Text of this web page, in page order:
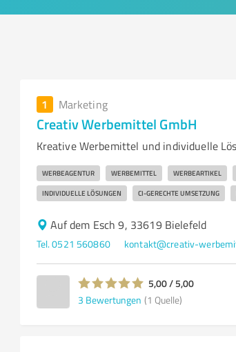
1 Marketing
Creativ Werbemittel GmbH
Kreative Werbemittel und individuelle
WERBEAGENTUR WERBEMITTEL WERBEARTIKEL
INDIVIDUELLE LÖSUNGEN CI-GERECHTE UMSETZUNG
Auf dem Esch 9, 33619 Bielefeld
Tel. 0521 560860 kontakt@creativ-
5,00 / 5,00
3 Bewertungen (1 Quelle)